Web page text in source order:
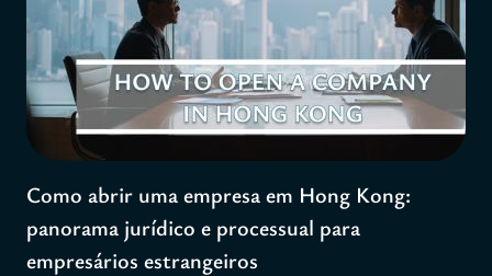
Como abrir uma empresa em Hong Kong:
panorama jurídico e processual para
empresários estrangeiros